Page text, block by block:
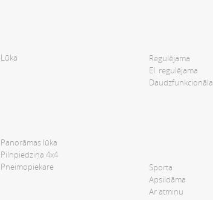
Lūka
Panorāmas lūka
Pilnpiedziņa 4x4
Pneimopiekare
Regulējama
El. regulējama
Daudzfunkcionāla
Sporta
Apsildāma
Ar atmiņu